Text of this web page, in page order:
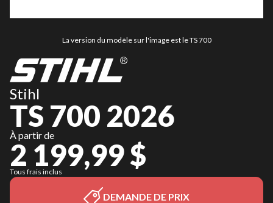
La version du modèle sur l'image est le TS 700
Stihl
TS 700 2026
À partir de
2 199,99 $
Tous frais inclus
DEMANDE DE PRIX